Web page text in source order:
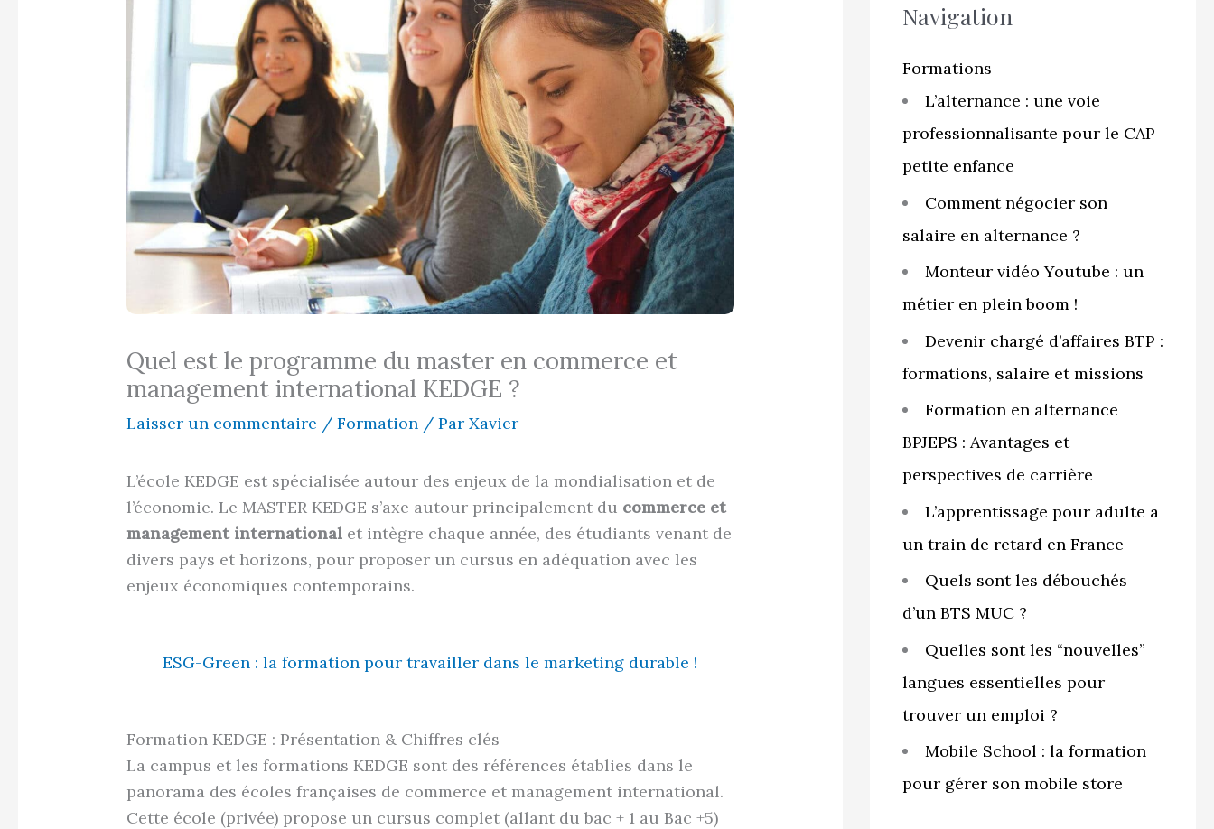
Quel est le programme du master en commerce et
management international KEDGE ?
Laisser un commentaire /Formation / ParXavier
L’école KEDGE est spécialisée autour des enjeux de la mondialisation et de
l’économie. Le MASTER KEDGE s’axe autour principalement du commerce et
management international et intègre chaque année, des étudiants venant de
divers pays et horizons, pour proposer un cursus en adéquation avec les
enjeux économiques contemporains.
ESG-Green : la formation pour travailler dans le marketing durable !
Formation KEDGE : Présentation & Chiffres clés
La campus et les formations KEDGE sont des références établies dans le
panorama des écoles françaises de commerce et management international.
Cette école (privée) propose un cursus complet (allant du bac + 1 au Bac +5)
c
h
e
r
:
Navigation
Formations
L’alternance : une voie
professionnalisante pour le CAP
petite enfance
Comment négocier son
salaire en alternance ?
Monteur vidéo Youtube : un
métier en plein boom !
Devenir chargé d’affaires BTP :
formations, salaire et missions
Formation en alternance
BPJEPS : Avantages et
perspectives de carrière
L’apprentissage pour adulte a
un train de retard en France
Quels sont les débouchés
d’un BTS MUC ?
Quelles sont les “nouvelles”
langues essentielles pour
trouver un emploi ?
Mobile School : la formation
pour gérer son mobile store